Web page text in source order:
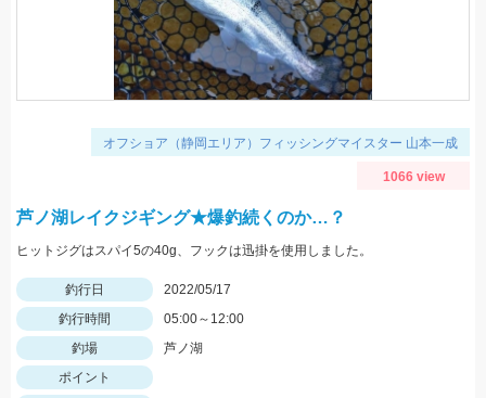
オフショア（静岡エリア）フィッシングマイスター 山本一成
1066 view
芦ノ湖レイクジギング★爆釣続くのか…？
ヒットジグはスパイ5の40g、フックは迅掛を使用しました。
釣行日
2022/05/17
釣行時間
05:00～12:00
釣場
芦ノ湖
ポイント